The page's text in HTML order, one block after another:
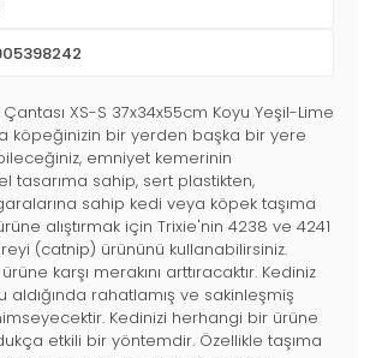
XS-S 37x34x55cm Koyu Yeşil-Lime
köpeğinizin bir yerden başka bir yere
emniyet kemerinin
tasarıma sahip, sert plastikten,
sahip kedi veya köpek taşıma
alıştırmak için Trixie'nin 4238 ve 4241
(catnip) ürününü kullanabilirsiniz.
karşı merakını arttıracaktır. Kediniz
aldığında rahatlamış ve sakinleşmiş
Kedinizi herhangi bir ürüne
etkili bir yöntemdir. Özellikle taşıma